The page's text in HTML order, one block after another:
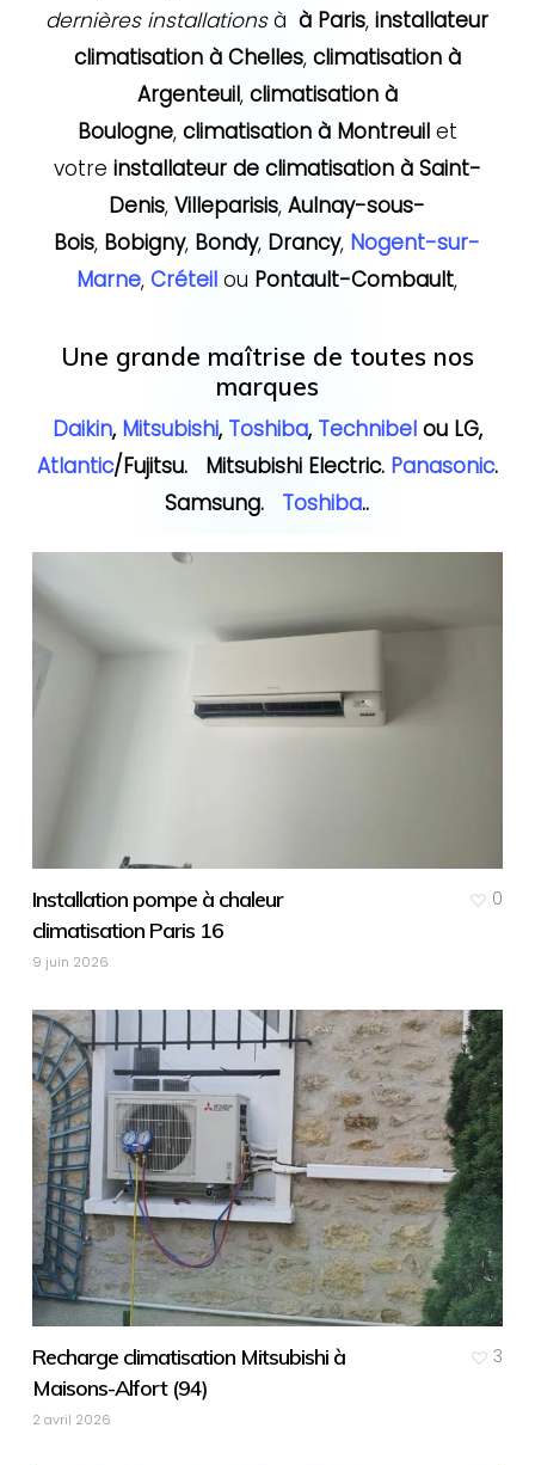
dernières installationsà à Paris,installateur
climatisation à Chelles, climatisation à
Argenteuil, climatisation à
Boulogne, climatisation à Montreuilet
votre installateur de climatisation à Saint-
Denis,Villeparisis,Aulnay-sous-
Bois, Bobigny, Bondy, Drancy, Nogent-sur-
Marne,Créteil ou Pontault-Combault,
Une grande maîtrise de toutes nos
marques
Daikin, Mitsubishi, Toshiba, Technibelou LG,
Atlantic/Fujitsu. Mitsubishi Electric. Panasonic.
Samsung. Toshiba..
Installation pompe à chaleur
climatisation Paris 16
9 juin 2026
0
Recharge climatisation Mitsubishi à
Maisons-Alfort (94)
2 avril 2026
3